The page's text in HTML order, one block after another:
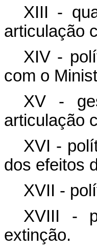
XIII -
articulação
XIV -
com o
XV -
articulação
XVI -
dos efeitos
XVII -
XVIII -
extinção.